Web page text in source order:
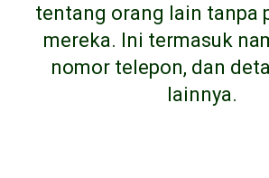
tentang orang lain tanpa
mereka. Ini termasuk
nomor telepon, dan
lainnya.